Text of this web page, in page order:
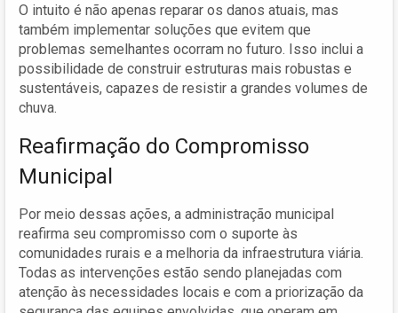
O intuito é não apenas reparar os danos atuais, mas
também implementar soluções que evitem que
problemas semelhantes ocorram no futuro. Isso inclui a
possibilidade de construir estruturas mais robustas e
sustentáveis, capazes de resistir a grandes volumes de
chuva.
Reafirmação do Compromisso
Municipal
Por meio dessas ações, a administração municipal
reafirma seu compromisso com o suporte às
comunidades rurais e a melhoria da infraestrutura viária.
Todas as intervenções estão sendo planejadas com
atenção às necessidades locais e com a priorização da